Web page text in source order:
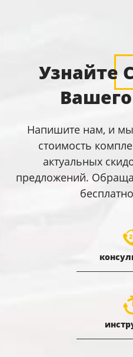
Узнайте
Напишите нам, и мы
стоимость
актуальных
предложений.